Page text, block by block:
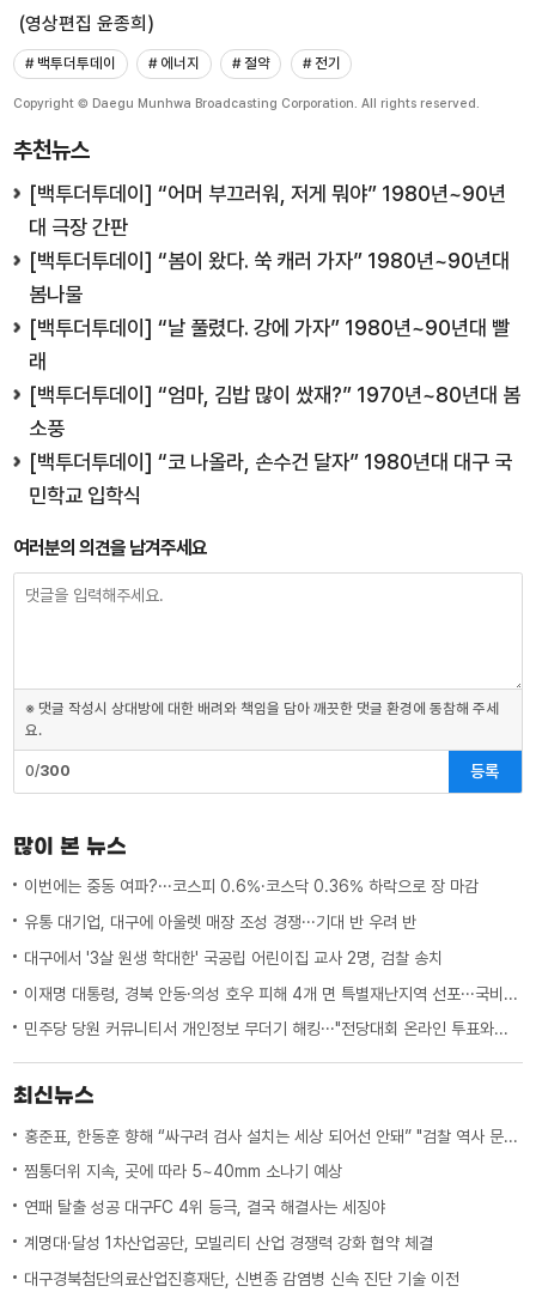
(영상편집 윤종희)
# 백투더투데이 # 에너지 # 절약 # 전기
Copyright © Daegu Munhwa Broadcasting Corporation. All rights reserved.
추천뉴스
[백투더투데이] “어머 부끄러워, 저게 뭐야” 1980년~90년
대 극장 간판
[백투더투데이] “봄이 왔다. 쑥 캐러 가자” 1980년~90년대
봄나물
[백투더투데이] “날 풀렸다. 강에 가자” 1980년~90년대 빨
래
[백투더투데이] “엄마, 김밥 많이 쌌재?” 1970년~80년대 봄
소풍
[백투더투데이] “코 나올라, 손수건 달자” 1980년대 대구 국
민학교 입학식
여러분의 의견을 남겨주세요
※ 댓글 작성시 상대방에 대한 배려와 책임을 담아 깨끗한 댓글 환경에 동참해 주세
요.
0/300 등록
많이 본 뉴스
이번에는 중동 여파?···코스피 0.6%·코스닥 0.36% 하락으로 장 마감
유통 대기업, 대구에 아울렛 매장 조성 경쟁···기대 반 우려 반
대구에서 '3살 원생 학대한' 국공립 어린이집 교사 2명, 검찰 송치
이재명 대통령, 경북 안동·의성 호우 피해 4개 면 특별재난지역 선포···국비 추가 지원
민주당 당원 커뮤니티서 개인정보 무더기 해킹···"전당대회 온라인 투표와는 무관"
최신뉴스
홍준표, 한동훈 향해 “싸구려 검사 설치는 세상 되어선 안돼” "검찰 역사 문 닫게 원인 제공한 원흉"
찜통더위 지속, 곳에 따라 5~40mm 소나기 예상
연패 탈출 성공 대구FC 4위 등극, 결국 해결사는 세징야
계명대·달성 1차산업공단, 모빌리티 산업 경쟁력 강화 협약 체결
대구경북첨단의료산업진흥재단, 신변종 감염병 신속 진단 기술 이전